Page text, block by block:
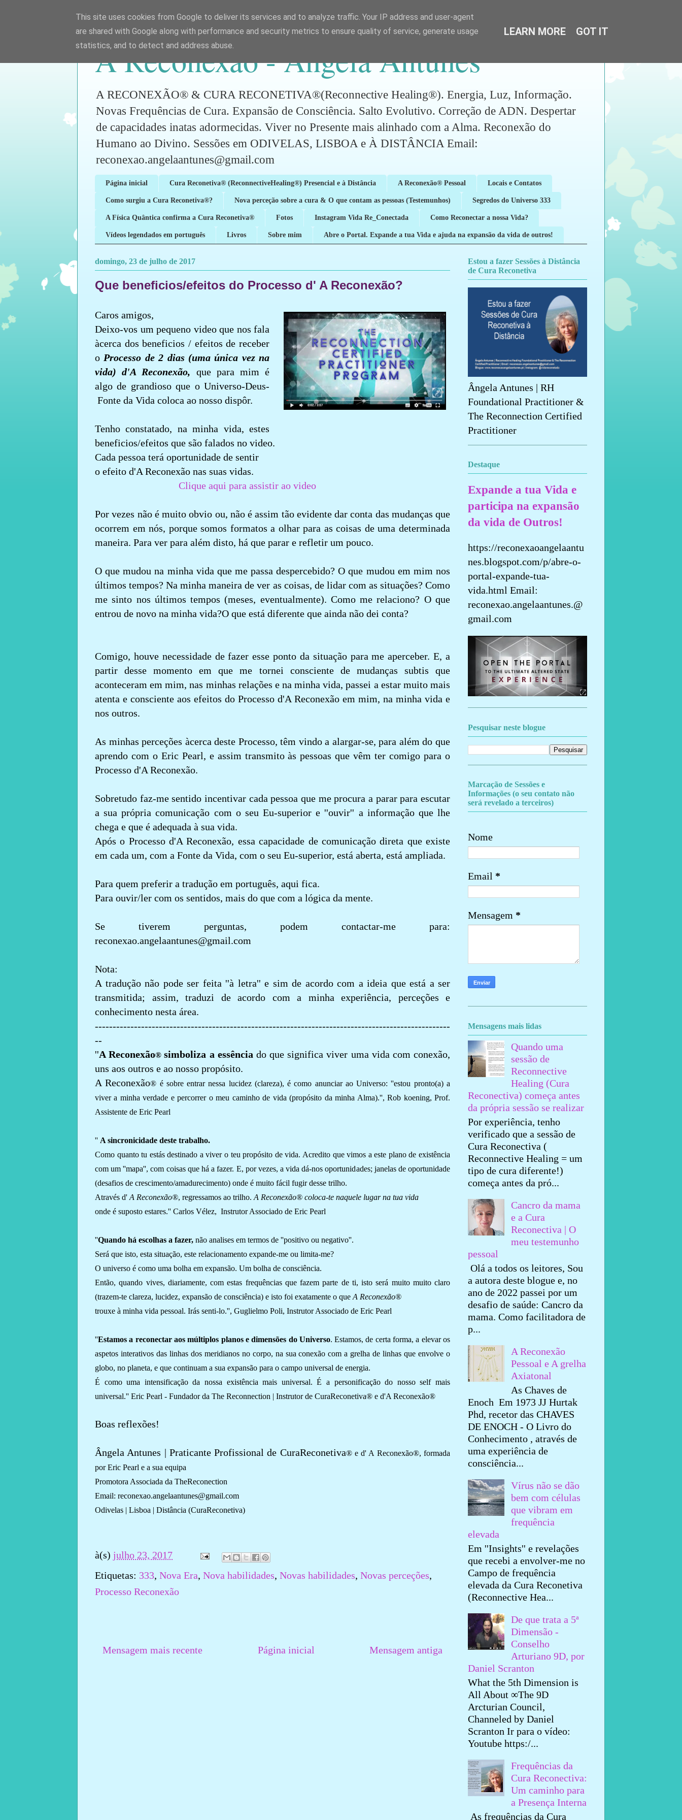
A Reconexão - Ângela Antunes
A RECONEXÃO® & CURA RECONETIVA®(Reconnective Healing®). Energia, Luz, Informação.
Novas Frequências de Cura. Expansão de Consciência. Salto Evolutivo. Correção de ADN. Despertar
de capacidades inatas adormecidas. Viver no Presente mais alinhado com a Alma. Reconexão do
Humano ao Divino. Sessões em ODIVELAS, LISBOA e À DISTÂNCIA Email:
reconexao.angelaantunes@gmail.com
Página inicial Cura Reconetiva® (ReconnectiveHealing®) Presencial e à Distância A Reconexão® Pessoal Locais e Contatos
Como surgiu a Cura Reconetiva®? Nova perceção sobre a cura & O que contam as pessoas (Testemunhos) Segredos do Universo 333
A Física Quântica confirma a Cura Reconetiva® Fotos Instagram Vida Re_Conectada Como Reconectar a nossa Vida?
Vídeos legendados em português Livros Sobre mim Abre o Portal. Expande a tua Vida e ajuda na expansão da vida de outros!
domingo, 23 de julho de 2017
Que beneficios/efeitos do Processo d' A Reconexão?
Caros amigos,
Deixo-vos um pequeno video que nos fala
àcerca dos beneficios / efeitos de receber
o Processo de 2 dias (uma única vez na
vida) d'A Reconexão, que para mim é
algo de grandioso que o Universo-Deus-
Fonte da Vida coloca ao nosso dispôr.
Tenho constatado, na minha vida, estes
beneficios/efeitos que são falados no video.
Cada pessoa terá oportunidade de sentir
o efeito d'A Reconexão nas suas vidas.
Clique aqui para assistir ao video
Por vezes não é muito obvio ou, não é assim tão evidente dar conta das mudanças que
ocorrem em nós, porque somos formatos a olhar para as coisas de uma determinada
maneira. Para ver para além disto, há que parar e refletir um pouco.
O que mudou na minha vida que me passa despercebido? O que mudou em mim nos
últimos tempos? Na minha maneira de ver as coisas, de lidar com as situações? Como
me sinto nos últimos tempos (meses, eventualmente). Como me relaciono? O que
entrou de novo na minha vida?O que está diferente que ainda não dei conta?
Comigo, houve necessidade de fazer esse ponto da situação para me aperceber. E, a
partir desse momento em que me tornei consciente de mudanças subtis que
aconteceram em mim, nas minhas relações e na minha vida, passei a estar muito mais
atenta e consciente aos efeitos do Processo d'A Reconexão em mim, na minha vida e
nos outros.
As minhas perceções àcerca deste Processo, têm vindo a alargar-se, para além do que
aprendo com o Eric Pearl, e assim transmito às pessoas que vêm ter comigo para o
Processo d'A Reconexão.
Sobretudo faz-me sentido incentivar cada pessoa que me procura a parar para escutar
a sua própria comunicação com o seu Eu-superior e ''ouvir'' a informação que lhe
chega e que é adequada à sua vida.
Após o Processo d'A Reconexão, essa capacidade de comunicação direta que existe
em cada um, com a Fonte da Vida, com o seu Eu-superior, está aberta, está ampliada.
Para quem preferir a tradução em português, aqui fica.
Para ouvir/ler com os sentidos, mais do que com a lógica da mente.
Se tiverem perguntas, podem contactar-me para:
reconexao.angelaantunes@gmail.com
Nota:
A tradução não pode ser feita ''à letra'' e sim de acordo com a ideia que está a ser
transmitida; assim, traduzi de acordo com a minha experiência, perceções e
conhecimento nesta área.
----------------------------------------------------------------------------------------------------
--
''A Reconexão®simboliza a essência do que significa viver uma vida com conexão,
uns aos outros e ao nosso propósito.
A Reconexão® é sobre entrar nessa lucidez (clareza), é como anunciar ao Universo: ''estou pronto(a) a
viver a minha verdade e percorrer o meu caminho de vida (propósito da minha Alma).'', Rob koening, Prof.
Assistente de Eric Pearl
'' A sincronicidade deste trabalho.
Como quanto tu estás destinado a viver o teu propósito de vida. Acredito que vimos a este plano de existência
com um ''mapa'', com coisas que há a fazer. E, por vezes, a vida dá-nos oportunidades; janelas de oportunidade
(desafios de crescimento/amadurecimento) onde é muito fácil fugir desse trilho.
Através d' A Reconexão®, regressamos ao trilho. A Reconexão® coloca-te naquele lugar na tua vida
onde é suposto estares.'' Carlos Vélez, Instrutor Associado de Eric Pearl
''Quando há escolhas a fazer, não analises em termos de ''positivo ou negativo''.
Será que isto, esta situação, este relacionamento expande-me ou limita-me?
O universo é como uma bolha em expansão. Um bolha de consciência.
Então, quando vives, diariamente, com estas frequências que fazem parte de ti, isto será muito muito claro
(trazem-te clareza, lucidez, expansão de consciência) e isto foi exatamente o que A Reconexão®
trouxe à minha vida pessoal. Irás senti-lo.'', Guglielmo Poli, Instrutor Associado de Eric Pearl
''Estamos a reconectar aos múltiplos planos e dimensões do Universo. Estamos, de certa forma, a elevar os
aspetos interativos das linhas dos meridianos no corpo, na sua conexão com a grelha de linhas que envolve o
globo, no planeta, e que continuam a sua expansão para o campo universal de energia.
É como uma intensificação da nossa existência mais universal. É a personificação do nosso self mais
universal.'' Eric Pearl - Fundador da The Reconnection | Instrutor de CuraReconetiva® e d'A Reconexão®
Boas reflexões!
Ângela Antunes | Praticante Profissional de CuraReconetiva® e d' A Reconexão®, formada
por Eric Pearl e a sua equipa
Promotora Associada da TheReconection
Email: reconexao.angelaantunes@gmail.com
Odivelas | Lisboa | Distância (CuraReconetiva)
à(s) julho 23, 2017
Etiquetas: 333, Nova Era, Nova habilidades, Novas habilidades, Novas perceções,
Processo Reconexão
Mensagem mais recente Mensagem antiga
Página inicial
Estou a fazer Sessões à Distância
de Cura Reconetiva
Ângela Antunes | RH
Foundational Practitioner &
The Reconnection Certified
Practitioner
Destaque
Expande a tua Vida e
participa na expansão
da vida de Outros!
https://reconexaoangelaantu
nes.blogspot.com/p/abre-o-
portal-expande-tua-
vida.html Email:
reconexao.angelaantunes.@
gmail.com
Pesquisar neste blogue
Marcação de Sessões e
Informações (o seu contato não
será revelado a terceiros)
Nome
Email *
Mensagem *
Mensagens mais lidas
Quando uma
sessão de
Reconnective
Healing (Cura
Reconectiva) começa antes
da própria sessão se realizar
Por experiência, tenho
verificado que a sessão de
Cura Reconectiva (
Reconnective Healing = um
tipo de cura diferente!)
começa antes da pró...
Cancro da mama
e a Cura
Reconectiva | O
meu testemunho
pessoal
Olá a todos os leitores, Sou
a autora deste blogue e, no
ano de 2022 passei por um
desafio de saúde: Cancro da
mama. Como facilitadora de
p...
A Reconexão
Pessoal e A grelha
Axiatonal
As Chaves de
Enoch Em 1973 JJ Hurtak
Phd, recetor das CHAVES
DE ENOCH - O Livro do
Conhecimento , através de
uma experiência de
consciência...
Vírus não se dão
bem com células
que vibram em
frequência
elevada
Em ''Insights'' e revelações
que recebi a envolver-me no
Campo de frequência
elevada da Cura Reconetiva
(Reconnective Hea...
De que trata a 5ª
Dimensão -
Conselho
Arturiano 9D, por
Daniel Scranton
What the 5th Dimension is
All About ∞The 9D
Arcturian Council,
Channeled by Daniel
Scranton Ir para o vídeo:
Youtube https:/...
Frequências da
Cura Reconectiva:
Um caminho para
a Presença Interna
As frequências da Cura
This site uses cookies from Google to deliver its services and to analyze traffic. Your IP address and user-agent
are shared with Google along with performance and security metrics to ensure quality of service, generate usage
statistics, and to detect and address abuse.
LEARN MORE GOT IT